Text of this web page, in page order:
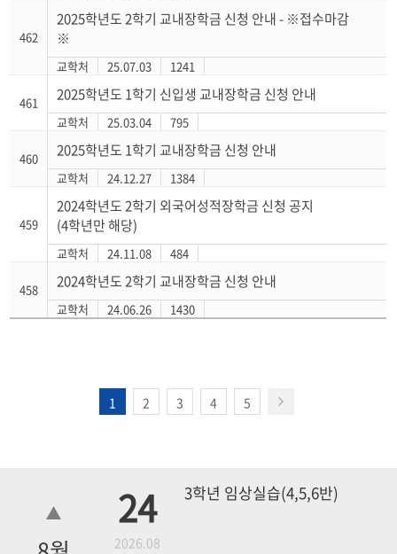
462
2025학년도 2학기 교내장학금 신청 안내 - ※접수마감
※
교학처 25.07.03 1241
461 2025학년도 1학기 신입생 교내장학금 신청 안내
교학처 25.03.04 795
460 2025학년도 1학기 교내장학금 신청 안내
교학처 24.12.27 1384
459
2024학년도 2학기 외국어성적장학금 신청 공지
(4학년만 해당)
교학처 24.11.08 484
458 2024학년도 2학기 교내장학금 신청 안내
교학처 24.06.26 1430
1 2 3 4 5
24
2026.08
3학년 임상실습(4,5,6반)